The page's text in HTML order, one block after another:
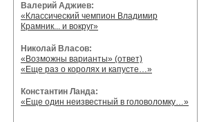
Валерий Аджиев:
«Классический чемпион Владимир
Крамник... и вокруг»
Николай Власов:
«Возможны варианты» (ответ)
«Еще раз о королях и капусте…»
Константин Ланда:
«Еще один неизвестный в головоломку…»